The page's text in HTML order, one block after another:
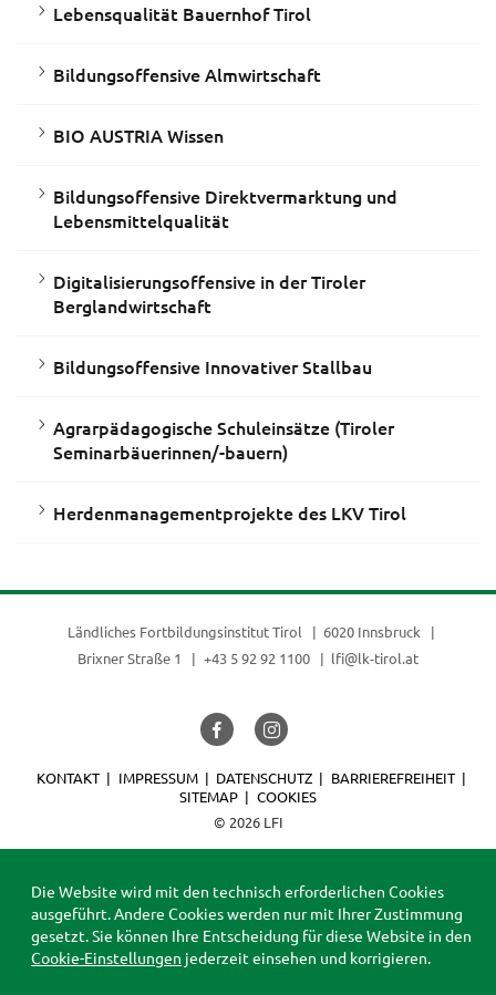
Lebensqualität Bauernhof Tirol
Bildungsoffensive Almwirtschaft
BIO AUSTRIA Wissen
Bildungsoffensive Direktvermarktung und
Lebensmittelqualität
Digitalisierungsoffensive in der Tiroler
Berglandwirtschaft
Bildungsoffensive Innovativer Stallbau
Agrarpädagogische Schuleinsätze (Tiroler
Seminarbäuerinnen/-bauern)
Herdenmanagementprojekte des LKV Tirol
Ländliches Fortbildungsinstitut Tirol
6020 Innsbruck
Brixner Straße 1
+43 5 92 92 1100 lfi@lk-tirol.at
© 2026 LFI
KONTAKT IMPRESSUM DATENSCHUTZ
BARRIEREFREIHEIT
SITEMAP
COOKIES
Die Website wird mit den technisch erforderlichen Cookies
ausgeführt. Andere Cookies werden nur mit Ihrer Zustimmung
gesetzt. Sie können Ihre Entscheidung für diese Website in den
Cookie-Einstellungen jederzeit einsehen und korrigieren.